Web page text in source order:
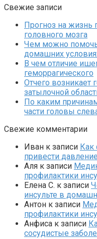
Свежие записи
Прогноз на жизнь
головного мозга
Чем можно помочь
домашних
В чем отличие
геморрагического
Отчего возникает
затылочной
По каким
части головы
Свежие комментарии
Иван к записи Как
привести
Аля к записи
профилактики
Елена С. к записи
инсульте в
Антон к записи
профилактики
Анфиса к записи
сосудистые